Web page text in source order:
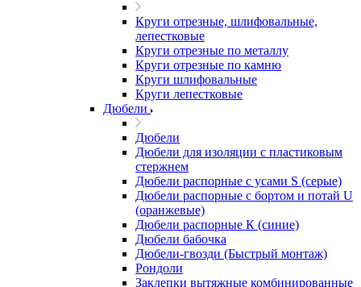
Круги отрезные, шлифовальные,
лепестковые
Круги отрезные по металлу
Круги отрезные по камню
Круги шлифовальные
Круги лепестковые
Дюбели
Дюбели
Дюбели для изоляции с пластиковым
стержнем
Дюбели распорные с усами S (серые)
Дюбели распорные c бортом и потай U
(оранжевые)
Дюбели распорные К (синие)
Дюбели бабочка
Дюбели-гвозди (Быстрый монтаж)
Рондоли
Заклепки вытяжные комбинированные